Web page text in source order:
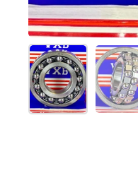
Afficher la